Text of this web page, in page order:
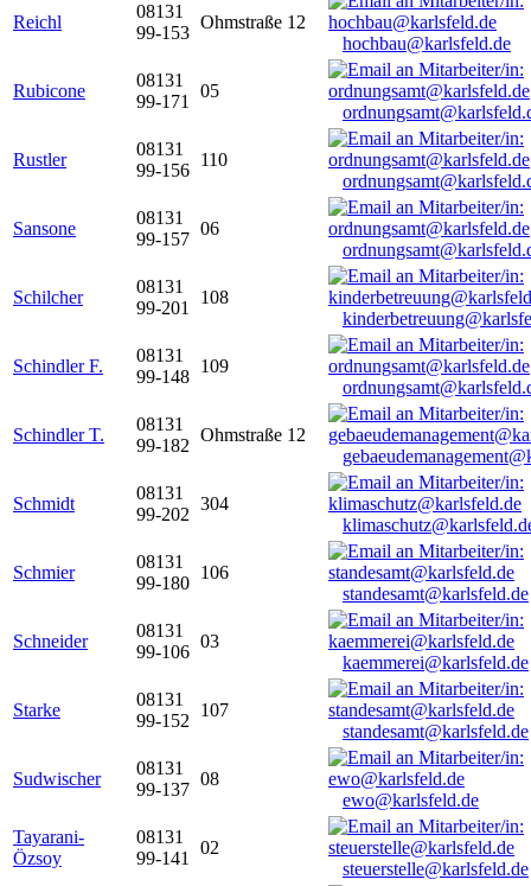
Reichl
08131
99-153
Ohmstraße 12
hochbau@karlsfeld.de
Rubicone
08131
99-171
05
Rustler
08131
99-156
110
Sansone
08131
99-157
06
Schilcher
08131
99-201
108
Schindler F.
08131
99-148
109
Schindler T.
08131
99-182
Ohmstraße 12
Schmidt
08131
99-202
304
Schmier
08131
99-180
106
standesamt@karlsfeld.de
Schneider
08131
99-106
03
kaemmerei@karlsfeld.de
Starke
08131
99-152
107
standesamt@karlsfeld.de
Sudwischer
08131
99-137
08
ewo@karlsfeld.de
Tayarani-
Özsoy
08131
99-141
02
steuerstelle@karlsfeld.de